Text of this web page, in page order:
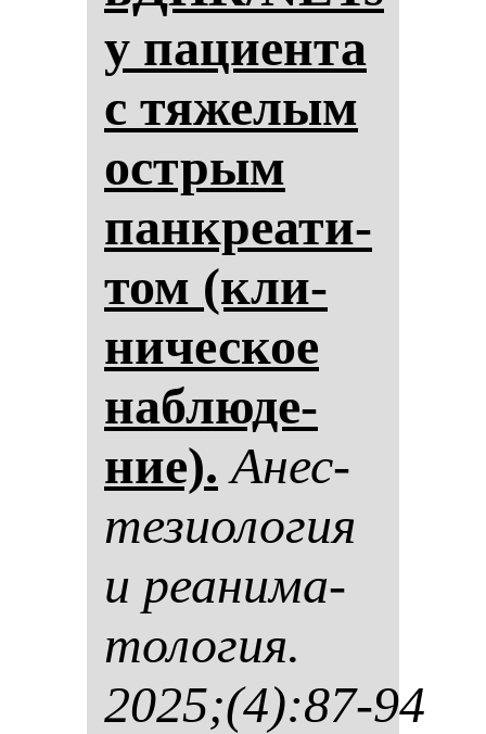
у па­ци­ен­та
с тя­же­лым
ос­трым
пан­кре­ати­
том (кли­
ни­чес­кое
наб­лю­де­
ние). Анес­
те­зи­оло­гия
и ре­ани­ма­
то­ло­гия.
2025;(4):87-94